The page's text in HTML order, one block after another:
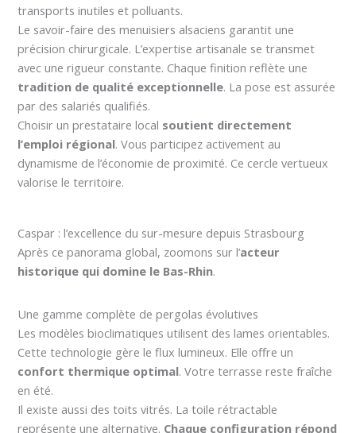
transports inutiles et polluants.
Le savoir-faire des menuisiers alsaciens garantit une
précision chirurgicale. L’expertise artisanale se transmet
avec une rigueur constante. Chaque finition reflète une
tradition de qualité exceptionnelle. La pose est assurée
par des salariés qualifiés.
Choisir un prestataire local soutient directement
l’emploi régional. Vous participez activement au
dynamisme de l’économie de proximité. Ce cercle vertueux
valorise le territoire.
Caspar : l’excellence du sur-mesure depuis Strasbourg
Après ce panorama global, zoomons sur l’acteur
historique qui domine le Bas-Rhin.
Une gamme complète de pergolas évolutives
Les modèles bioclimatiques utilisent des lames orientables.
Cette technologie gère le flux lumineux. Elle offre un
confort thermique optimal. Votre terrasse reste fraîche
en été.
Il existe aussi des toits vitrés. La toile rétractable
représente une alternative. Chaque configuration répond